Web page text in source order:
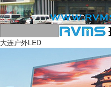
大连户外LED